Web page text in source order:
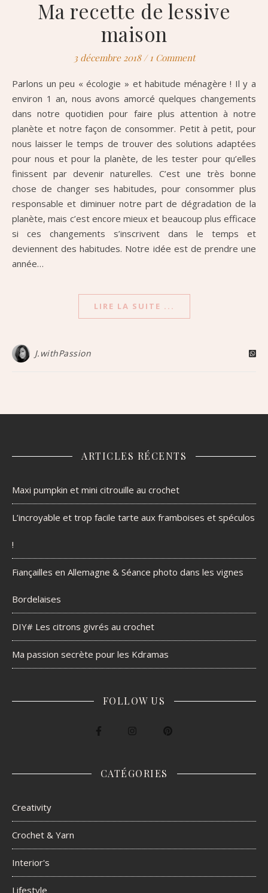
Ma recette de lessive
maison
3 décembre 2018 / 1 Comment
Parlons un peu « écologie » et habitude ménagère ! Il y a
environ 1 an, nous avons amorcé quelques changements
dans notre quotidien pour faire plus attention à notre
planète et notre façon de consommer. Petit à petit, pour
nous laisser le temps de trouver des solutions adaptées
pour nous et pour la planète, de les tester pour qu’elles
finissent par devenir naturelles. C’est une très bonne
chose de changer ses habitudes, pour consommer plus
responsable et diminuer notre part de dégradation de la
planète, mais c’est encore mieux et beaucoup plus efficace
si ces changements s’inscrivent dans le temps et
deviennent des habitudes. Notre idée est de prendre une
année…
LIRE LA SUITE ...
J.withPassion
ARTICLES RÉCENTS
Maxi pumpkin et mini citrouille au crochet
L’incroyable et trop facile tarte aux framboises et spéculos
!
Fiançailles en Allemagne & Séance photo dans les vignes
Bordelaises
DIY# Les citrons givrés au crochet
Ma passion secrète pour les Kdramas
FOLLOW US
CATÉGORIES
Creativity
Crochet & Yarn
Interior's
Lifestyle